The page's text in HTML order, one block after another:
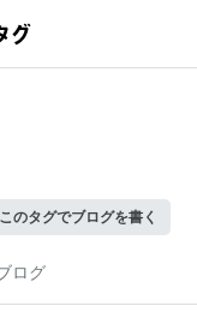
このタグでブログを書く
ログ